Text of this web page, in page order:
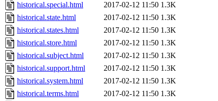
historical.special.html
2017-02-12 11:50 1.3K
historical.state.html
2017-02-12 11:50 1.3K
historical.states.html
2017-02-12 11:50 1.3K
historical.store.html
2017-02-12 11:50 1.3K
historical.subject.html
2017-02-12 11:50 1.3K
historical.support.html
2017-02-12 11:50 1.3K
historical.system.html
2017-02-12 11:50 1.3K
historical.terms.html
2017-02-12 11:50 1.3K